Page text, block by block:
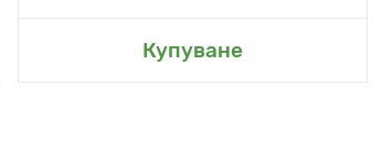
Купуване